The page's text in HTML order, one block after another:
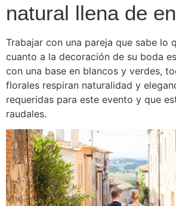
natural llena de
Trabajar con una pareja que sabe lo
cuanto a la decoración de su boda
con una base en blancos y verdes,
florales respiran naturalidad y
requeridas para este evento y que
raudales.